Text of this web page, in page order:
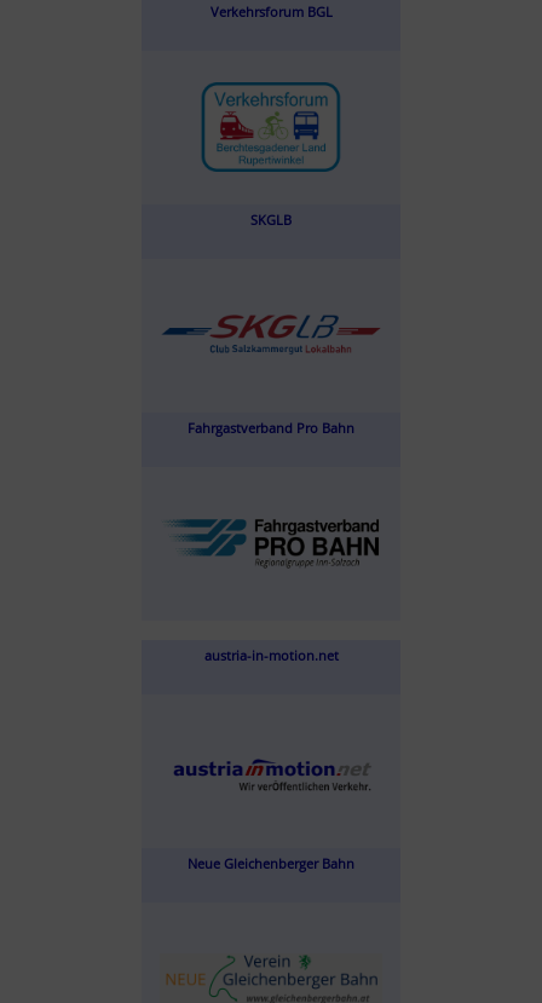
Verkehrsforum BGL
SKGLB
Fahrgastverband Pro Bahn
austria-in-motion.net
Neue Gleichenberger Bahn